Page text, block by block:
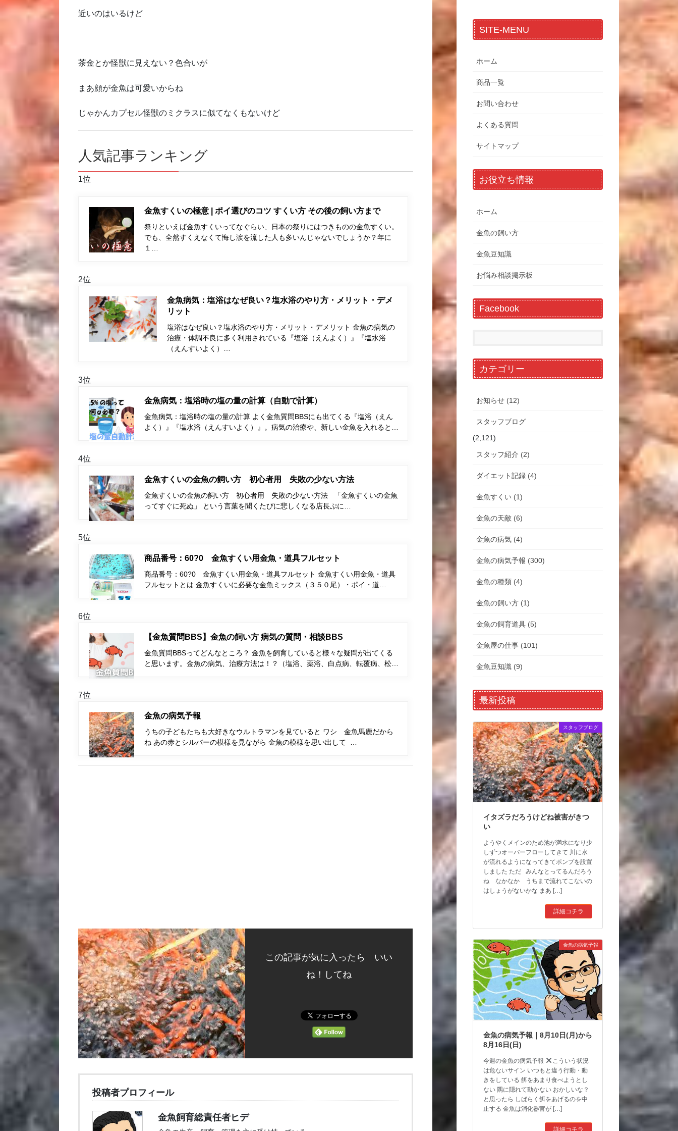
近いのはいるけど
茶金とか怪獣に見えない？色合いが
まあ顔が金魚は可愛いからね
じゃかんカプセル怪獣のミクラスに似てなくもないけど
人気記事ランキング
1位
金魚すくいの極意 | ポイ選びのコツ すくい方 その後の飼い方まで
祭りといえば金魚すくいってなぐらい、日本の祭りにはつきものの金魚すくい。
でも、全然すくえなくて悔し涙を流した人も多いんじゃないでしょうか？年に
１…
2位
金魚病気：塩浴はなぜ良い？塩水浴のやり方・メリット・デメ
リット
塩浴はなぜ良い？塩水浴のやり方・メリット・デメリット 金魚の病気の
治療・体調不良に多く利用されている『塩浴（えんよく）』『塩水浴
（えんすいよく）…
3位
金魚病気：塩浴時の塩の量の計算（自動で計算）
金魚病気：塩浴時の塩の量の計算 よく金魚質問BBSにも出てくる『塩浴（えん
よく）』『塩水浴（えんすいよく）』。病気の治療や、新しい金魚を入れると…
4位
金魚すくいの金魚の飼い方 初心者用 失敗の少ない方法
金魚すくいの金魚の飼い方 初心者用 失敗の少ない方法 「金魚すくいの金魚
ってすぐに死ぬ」 という言葉を聞くたびに悲しくなる店長ぷに…
5位
商品番号：60?0 金魚すくい用金魚・道具フルセット
商品番号：60?0 金魚すくい用金魚・道具フルセット 金魚すくい用金魚・道具
フルセットとは 金魚すくいに必要な金魚ミックス（３５０尾）・ポイ・道…
6位
【金魚質問BBS】金魚の飼い方 病気の質問・相談BBS
金魚質問BBSってどんなところ？ 金魚を飼育していると様々な疑問が出てくる
と思います。金魚の病気、治療方法は！？（塩浴、薬浴、白点病、転覆病、松…
7位
金魚の病気予報
うちの子どもたちも大好きなウルトラマンを見ていると ワシ 金魚馬鹿だから
ね あの赤とシルバーの模様を見ながら 金魚の模様を思い出して …
この記事が気に入ったら いい
ね！してね
投稿者プロフィール
金魚飼育総責任者ヒデ
SITE-MENU
ホーム
商品一覧
お問い合わせ
よくある質問
サイトマップ
お役立ち情報
ホーム
金魚の飼い方
金魚豆知識
お悩み相談掲示板
Facebook
カテゴリー
お知らせ (12)
スタッフブログ
(2,121)
スタッフ紹介 (2)
ダイエット記録 (4)
金魚すくい (1)
金魚の天敵 (6)
金魚の病気 (4)
金魚の病気予報 (300)
金魚の種類 (4)
金魚の飼い方 (1)
金魚の飼育道具 (5)
金魚屋の仕事 (101)
金魚豆知識 (9)
最新投稿
スタッフブログ
イタズラだろうけどね被害がきつ
い
ようやくメインのため池が満水になり少
しずつオーバーフローしてきて 川に水
が流れるようになってきてポンプを設置
しました ただ みんなとってるんだろう
ね なかなか うちまで流れてこないの
はしょうがないかな まあ […]
詳細コチラ
金魚の病気予報
金魚の病気予報｜8月10日(月)から
8月16日(日)
今週の金魚の病気予報
こういう状況
は危ないサイン いつもと違う行動・動
きをしている 餌をあまり食べようとし
ない 隅に隠れて動かない おかしいな？
と思ったら しばらく餌をあげるのを中
止する 金魚は消化器官が […]
詳細コチラ